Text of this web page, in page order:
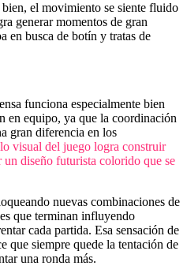
el movimiento se siente fluido
generar momentos de gran
en busca de botín y tratas de
funciona especialmente bien
en equipo, ya que la coordinación
gran diferencia en los
visual del juego logra construir
diseño futurista colorido que se
nuevas combinaciones de
que terminan influyendo
cada partida. Esa sensación de
que siempre quede la tentación de
una ronda más.